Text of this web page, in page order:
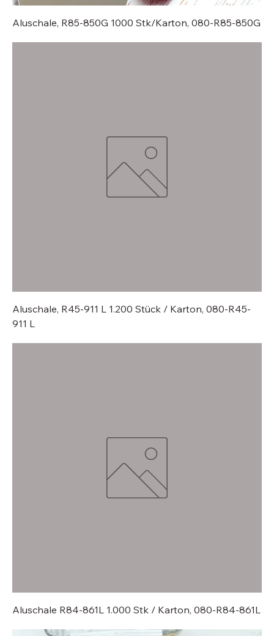
Aluschale, R85-850G 1000 Stk/Karton, 080-R85-850G
Aluschale, R45-911 L 1.200 Stück / Karton, 080-R45-
911 L
Aluschale R84-861L 1.000 Stk / Karton, 080-R84-861L